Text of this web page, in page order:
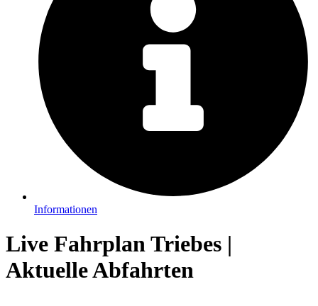
Informationen
Live Fahrplan Triebes |
Aktuelle Abfahrten